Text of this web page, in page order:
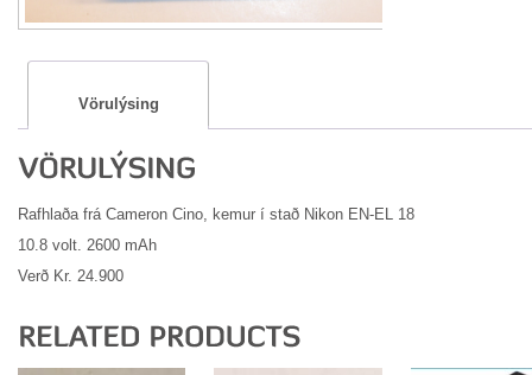
Vörulýsing
Rafhlaða frá Cameron Cino, kemur í stað Nikon EN-EL 18
10.8 volt. 2600 mAh
Verð Kr. 24.900